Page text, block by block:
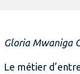
Gloria Mwaniga
Le métier